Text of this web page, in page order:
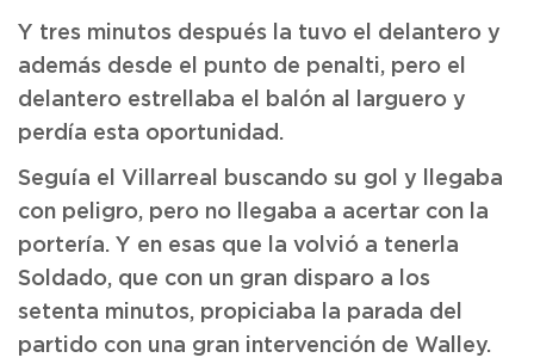
Y tres minutos después la tuvo el delantero y
además desde el punto de penalti, pero el
delantero estrellaba el balón al larguero y
perdía esta oportunidad.
Seguía el Villarreal buscando su gol y llegaba
con peligro, pero no llegaba a acertar con la
portería. Y en esas que la volvió a tenerla
Soldado, que con un gran disparo a los
setenta minutos, propiciaba la parada del
partido con una gran intervención de Walley.